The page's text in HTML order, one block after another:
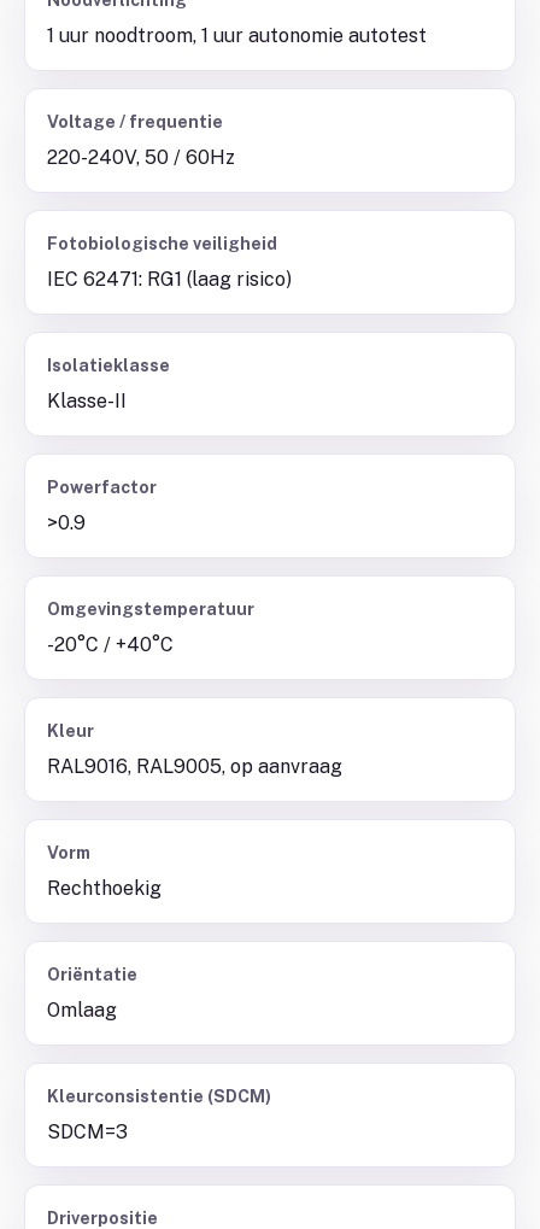
1 uur noodtroom, 1 uur autonomie autotest
Voltage / frequentie
220-240V, 50 / 60Hz
Fotobiologische veiligheid
IEC 62471: RG1 (laag risico)
Isolatieklasse
Klasse-II
Powerfactor
>0.9
Omgevingstemperatuur
-20°C / +40°C
Kleur
RAL9016, RAL9005, op aanvraag
Vorm
Rechthoekig
Oriëntatie
Omlaag
Kleurconsistentie (SDCM)
SDCM=3
Driverpositie